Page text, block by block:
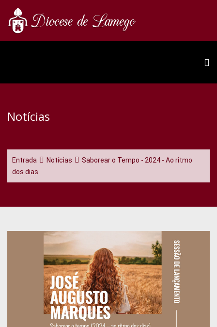
Notícias
Entrada Notícias
Saborear o Tempo - 2024 - Ao ritmo
dos dias